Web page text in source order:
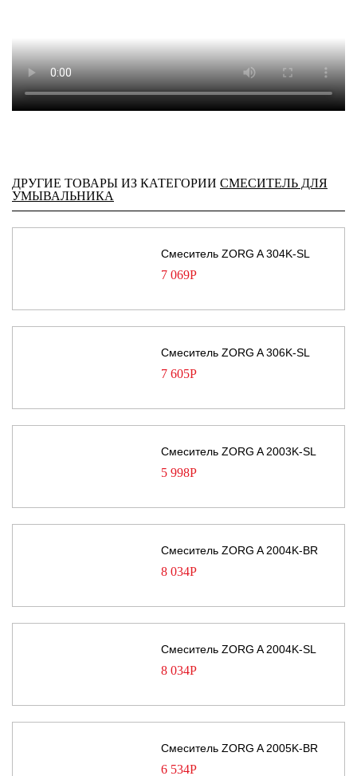
ДРУГИЕ ТОВАРЫ ИЗ КАТЕГОРИИ СМЕСИТЕЛЬ ДЛЯ
УМЫВАЛЬНИКА
Смеситель ZORG A 304K-SL
7 069Р
Смеситель ZORG A 306K-SL
7 605Р
Смеситель ZORG A 2003K-SL
5 998Р
Смеситель ZORG A 2004K-BR
8 034Р
Смеситель ZORG A 2004K-SL
8 034Р
Смеситель ZORG A 2005K-BR
6 534Р